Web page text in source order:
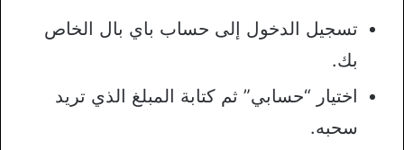
تسجيل الدخول إلى حساب باي بال الخاص
بك.
اختيار “حسابي” ثم كتابة المبلغ الذي تريد
سحبه.